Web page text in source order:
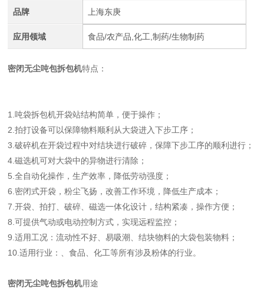
品牌 上海东庚
应用领域 食品/农产品,化工,制药/生物制药
密闭无尘吨包拆包机特点：
1.吨袋拆包机开袋站结构简单，便于操作；
2.拍打设备可以保障物料顺利从大袋进入下步工序；
3.破碎机在开袋过程中对结块进行破碎，保障下步工序的顺利进行；
4.磁选机可对大袋中的异物进行清除；
5.全自动化操作，生产效率，降低劳动强度；
6.密闭式开袋，粉尘飞扬，改善工作环境，降低生产成本；
7.开袋、拍打、破碎、磁选一体化设计，结构紧凑，操作方便；
8.可提供气动或电动控制方式，实现远程监控；
9.适用工况：流动性不好、易吸潮、结块物料的大袋包装物料；
10.适用行业：、食品、化工等所有涉及粉体的行业。
密闭无尘吨包拆包机用途